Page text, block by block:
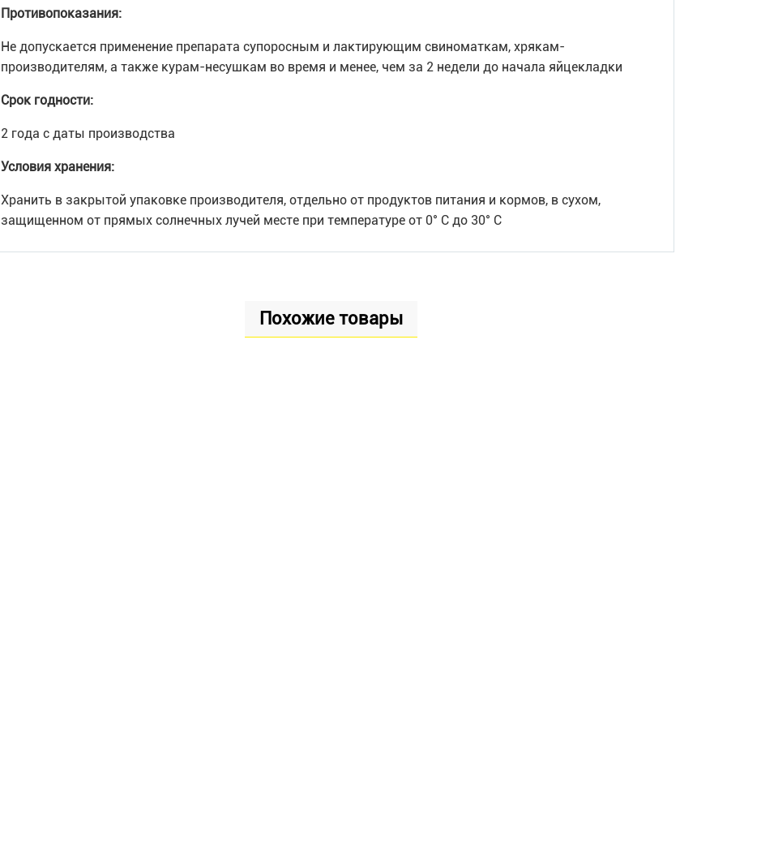
Противопоказания:
Не допускается применение препарата супоросным и лактирующим свиноматкам, хрякам-
производителям, а также курам-несушкам во время и менее, чем за 2 недели до начала яйцекладки
Срок годности:
2 года с даты производства
Условия хранения:
Хранить в закрытой упаковке производителя, отдельно от продуктов питания и кормов, в сухом,
защищенном от прямых солнечных лучей месте при температуре от 0° С до 30° С
Похожие товары